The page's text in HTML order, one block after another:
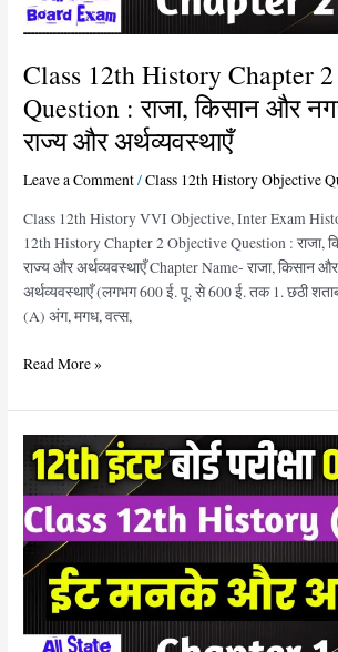
Class 12th History Chapter
Question : राजा, किसान और
राज्य और अर्थव्यवस्थाएँ
Leave a Comment/Class 12th History Objective
Class 12th History VVI Objective, Inter Exam
12th History Chapter 2 Objective Question : राजा,
राज्य और अर्थव्यवस्थाएँ Chapter Name- राजा, किसान
अर्थव्यवस्थाएँ (लगभग 600 ई. पू. से 600 ई. तक 1. छठी
(A) अंग, मगध, वत्स,
किसान
और
आरंभिक
राज्य
और
Read More »
Class
12th
History
Chapter
1
Objective
Question
ईंटें,